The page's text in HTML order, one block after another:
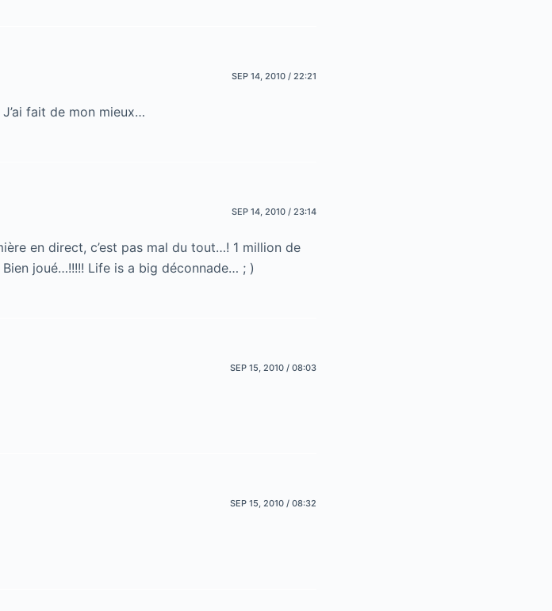
SEP 14, 2010 / 22:21
fait de mon mieux…
SEP 14, 2010 / 23:14
en direct, c’est pas mal du tout…! 1 million de
joué…!!!!! Life is a big déconnade… ; )
SEP 15, 2010 / 08:03
SEP 15, 2010 / 08:32